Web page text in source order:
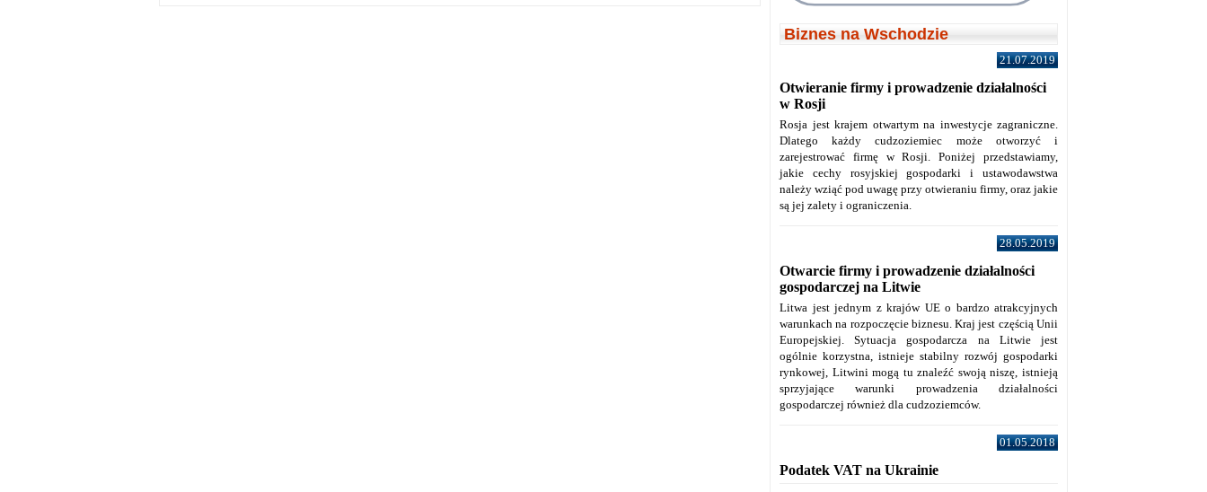
Biznes na Wschodzie
21.07.2019
Otwieranie firmy i prowadzenie działalności
w Rosji
Rosja jest krajem otwartym na inwestycje zagraniczne.
Dlatego każdy cudzoziemiec może otworzyć i
zarejestrować firmę w Rosji. Poniżej przedstawiamy,
jakie cechy rosyjskiej gospodarki i ustawodawstwa
należy wziąć pod uwagę przy otwieraniu firmy, oraz jakie
są jej zalety i ograniczenia.
28.05.2019
Otwarcie firmy i prowadzenie działalności
gospodarczej na Litwie
Litwa jest jednym z krajów UE o bardzo atrakcyjnych
warunkach na rozpoczęcie biznesu. Kraj jest częścią Unii
Europejskiej. Sytuacja gospodarcza na Litwie jest
ogólnie korzystna, istnieje stabilny rozwój gospodarki
rynkowej, Litwini mogą tu znaleźć swoją niszę, istnieją
sprzyjające warunki prowadzenia działalności
gospodarczej również dla cudzoziemców.
01.05.2018
Podatek VAT na Ukrainie